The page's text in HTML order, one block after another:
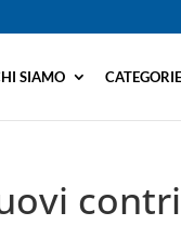
SIAMO CATEGORIE